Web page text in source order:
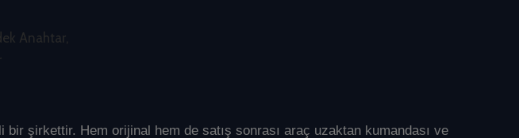
şirkettir. Hem orijinal hem de satış sonrası araç uzaktan kumandası ve